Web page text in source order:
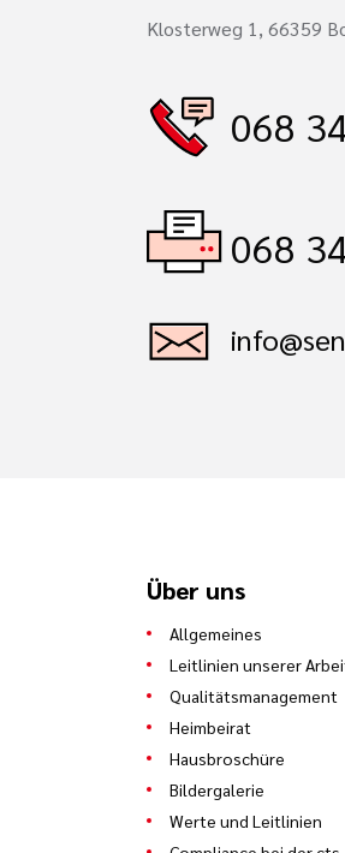
Klosterweg 1, 66359
068
068
Über uns
Allgemeines
Leitlinien unserer
Qualitätsmanagement
Heimbeirat
Hausbroschüre
Bildergalerie
Werte und Leitlinien